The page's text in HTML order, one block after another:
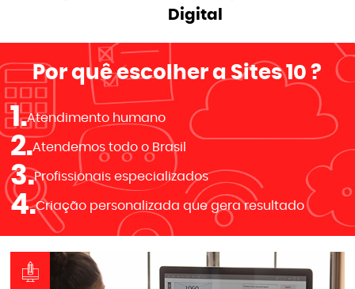
Digital
Por quê escolher aSites 10 ?
1.Atendimento humano
2.Atendemos todo o Brasil
3.Profissionais especializados
4.Criação personalizada que gera resultado